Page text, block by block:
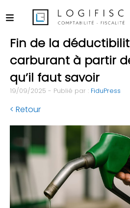
Fin de la
carburant à partir
qu’il faut savoir
19/09/2025 - Publié par : FiduPress
< Retour